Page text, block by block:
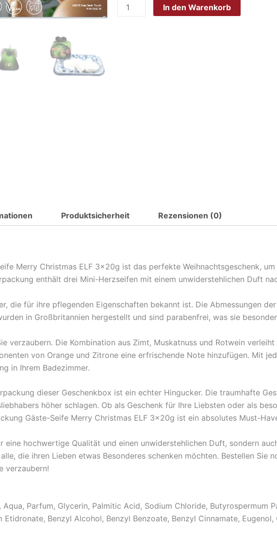
Luxus
In den Warenkorb
Produktsicherheit Rezensionen (0)
Merry Christmas ELF 3x20g ist das perfekte Weihnachtsgeschenk,
enthält drei Mini-Herzseifen mit einem unwiderstehlichen Duft
die für ihre pflegenden Eigenschaften bekannt ist. Die Abmessungen
in Großbritannien hergestellt und sind parabenfrei, was sie
verzaubern. Die Kombination aus Zimt, Muskatnuss und Rotwein
von Orange und Zitrone eine erfrischende Note hinzufügen. Mit
in Ihrem Badezimmer.
dieser Geschenkbox ist ein echter Hingucker. Die traumhafte
höher schlagen. Ob als Geschenk für Ihre Liebsten oder als
Gäste-Seife Merry Christmas ELF 3x20g ist ein absolutes Must-
eine hochwertige Qualität und einen unwiderstehlichen Duft, sondern
die ihren Lieben etwas Besonderes schenken möchten. Bestellen Sie
verzaubern!
Aqua, Parfum, Glycerin, Palmitic Acid, Sodium Chloride, Butyrospermum
Etidronate, Benzyl Alcohol, Benzyl Benzoate, Benzyl Cinnamate, Eugenol,